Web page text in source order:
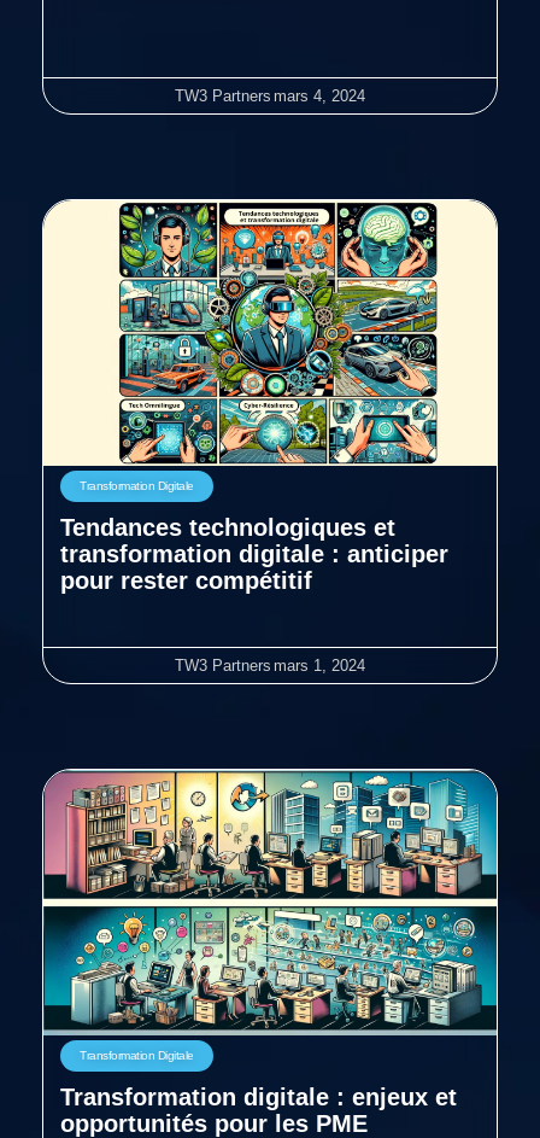
TW3 Partners mars 4, 2024
Transformation Digitale
Tendances technologiques et
transformation digitale : anticiper
pour rester compétitif
TW3 Partners mars 1, 2024
Transformation Digitale
Transformation digitale : enjeux et
opportunités pour les PME